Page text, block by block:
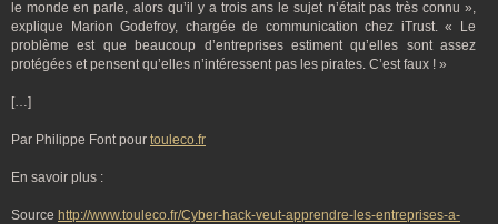
le monde en parle, alors qu’il y a trois ans le sujet n’était pas très connu »,
explique Marion Godefroy, chargée de communication chez iTrust. «
Le
problème est que beaucoup d’entreprises estiment qu’elles sont assez
protégées et pensent qu’elles n’intéressent pas les pirates. C’est faux ! »
[…]
Par Philippe Font pour touleco.fr
En savoir plus :
Source http://www.touleco.fr/Cyber-hack-veut-apprendre-les-entreprises-a-